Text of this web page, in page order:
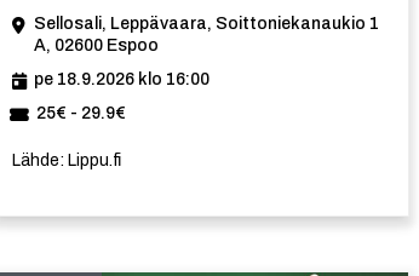
Sellosali, Leppävaara, Soittoniekanaukio 1
A, 02600 Espoo
pe 18.9.2026 klo 16:00
25€ - 29.9€
Lähde: Lippu.fi